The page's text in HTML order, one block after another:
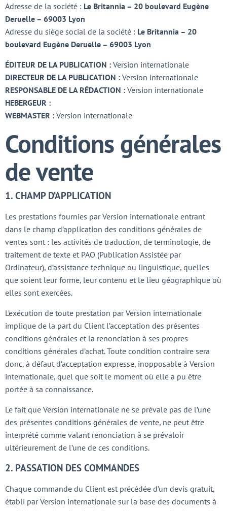
Adresse de la société : Le Britannia – 20 boulevard Eugène
Deruelle – 69003 Lyon
Adresse du siège social de la société : Le Britannia – 20
boulevard Eugène Deruelle – 69003 Lyon
ÉDITEUR DE LA PUBLICATION : Version internationale
DIRECTEUR DE LA PUBLICATION : Version internationale
RESPONSABLE DE LA RÉDACTION : Version internationale
HEBERGEUR :
WEBMASTER : Version internationale
Conditions générales
de vente
1. CHAMP D’APPLICATION
Les prestations fournies par Version internationale entrant
dans le champ d’application des conditions générales de
ventes sont : les activités de traduction, de terminologie, de
traitement de texte et PAO (Publication Assistée par
Ordinateur), d’assistance technique ou linguistique, quelles
que soient leur forme, leur contenu et le lieu géographique où
elles sont exercées.
L’exécution de toute prestation par Version internationale
implique de la part du Client l’acceptation des présentes
conditions générales et la renonciation à ses propres
conditions générales d’achat. Toute condition contraire sera
donc, à défaut d’acceptation expresse, inopposable à Version
internationale, quel que soit le moment où elle a pu être
portée à sa connaissance.
Le fait que Version internationale ne se prévale pas de l’une
des présentes conditions générales de vente, ne peut être
interprété comme valant renonciation à se prévaloir
ultérieurement de l’une de ces conditions.
2. PASSATION DES COMMANDES
Chaque commande du Client est précédée d’un devis gratuit,
établi par Version internationale sur la base des documents à